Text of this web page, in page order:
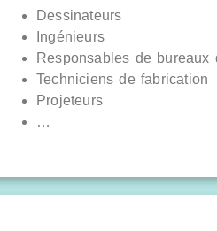
Dessinateurs
Ingénieurs
Responsables de bureaux
Techniciens de fabrication
Projeteurs
…